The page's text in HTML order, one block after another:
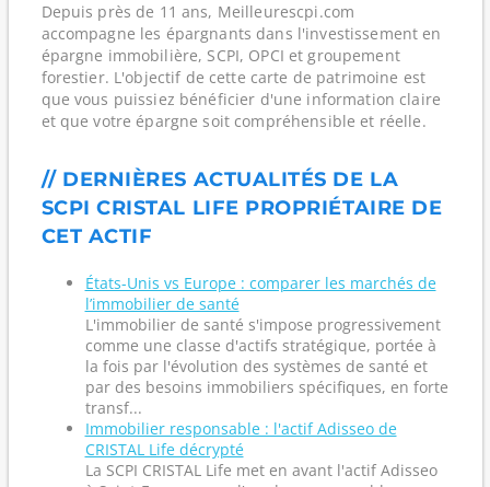
Depuis près de 11 ans, Meilleurescpi.com
accompagne les épargnants dans l'investissement en
épargne immobilière, SCPI, OPCI et groupement
forestier. L'objectif de cette carte de patrimoine est
que vous puissiez bénéficier d'une information claire
et que votre épargne soit compréhensible et réelle.
// DERNIÈRES ACTUALITÉS DE LA
SCPI CRISTAL LIFE PROPRIÉTAIRE DE
CET ACTIF
États-Unis vs Europe : comparer les marchés de
l’immobilier de santé
L'immobilier de santé s'impose progressivement
comme une classe d'actifs stratégique, portée à
la fois par l'évolution des systèmes de santé et
par des besoins immobiliers spécifiques, en forte
transf...
Immobilier responsable : l'actif Adisseo de
CRISTAL Life décrypté
La SCPI CRISTAL Life met en avant l'actif Adisseo